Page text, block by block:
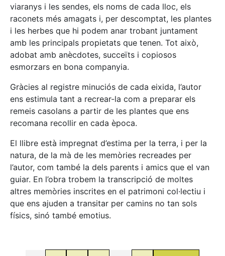
viaranys i les sendes, els noms de cada lloc, els
raconets més amagats i, per descomptat, les plantes
i les herbes que hi podem anar trobant juntament
amb les principals propietats que tenen. Tot això,
adobat amb anècdotes, succeïts i copiosos
esmorzars en bona companyia.
Gràcies al registre minuciós de cada eixida, l’autor
ens estimula tant a recrear-la com a preparar els
remeis casolans a partir de les plantes que ens
recomana recollir en cada època.
El llibre està impregnat d’estima per la terra, i per la
natura, de la mà de les memòries recreades per
l’autor, com també la dels parents i amics que el van
guiar. En l’obra trobem la transcripció de moltes
altres memòries inscrites en el patrimoni col·lectiu i
que ens ajuden a transitar per camins no tan sols
físics, sinó també emotius.